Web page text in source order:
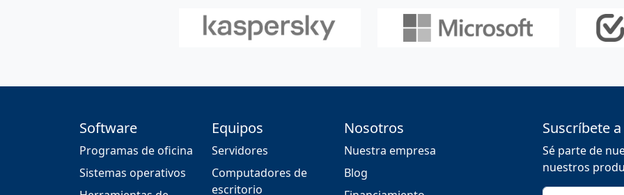
Software
Programas de oficina
Sistemas operativos
Equipos
Servidores
Computadores de
escritorio
Nosotros
Nuestra empresa
Blog
Suscríbete
Sé parte de
nuestros